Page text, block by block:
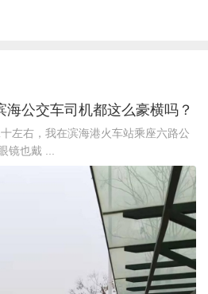
海公交车司机都这么豪横吗？
左右，我在滨海港火车站乘座六路公
镜也戴 ...